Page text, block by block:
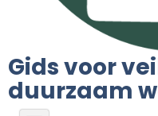
Gids voor
duurzaam